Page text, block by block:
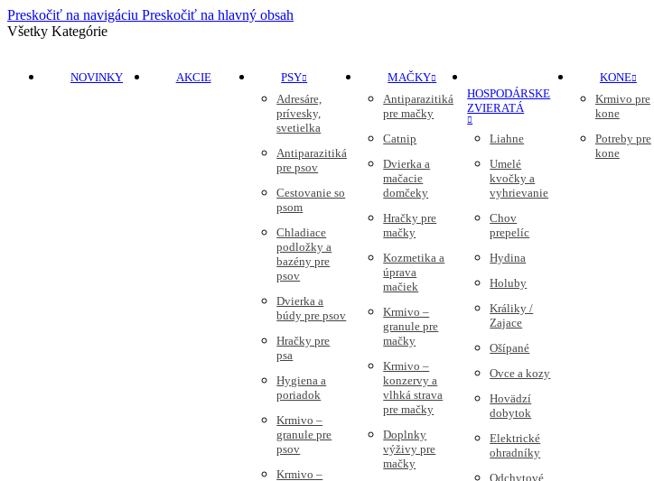
Preskočiť na navigáciu Preskočiť na hlavný obsah
Všetky Kategórie
NOVINKY AKCIE
PSY
Adresáre,
prívesky,
svetielka
Antiparazitiká
pre psov
Cestovanie so
psom
Chladiace
podložky a
bazény pre
psov
Dvierka a
búdy pre psov
Hračky pre
psa
Hygiena a
poriadok
Krmivo –
granule pre
psov
Krmivo –
MAČKY
Antiparazitiká
pre mačky
Catnip
Dvierka a
mačacie
domčeky
Hračky pre
mačky
Kozmetika a
úprava
mačiek
Krmivo –
granule pre
mačky
Krmivo –
konzervy a
vlhká strava
pre mačky
Doplnky
výživy pre
mačky
HOSPODÁRSKE
ZVIERATÁ
Liahne
Umelé
kvočky a
vyhrievanie
Chov
prepelíc
Hydina
Holuby
Králiky /
Zajace
Ošípané
Ovce a kozy
Hovädzí
dobytok
Elektrické
ohradníky
Odchytové
KONE
Krmivo pre
kone
Potreby pre
kone